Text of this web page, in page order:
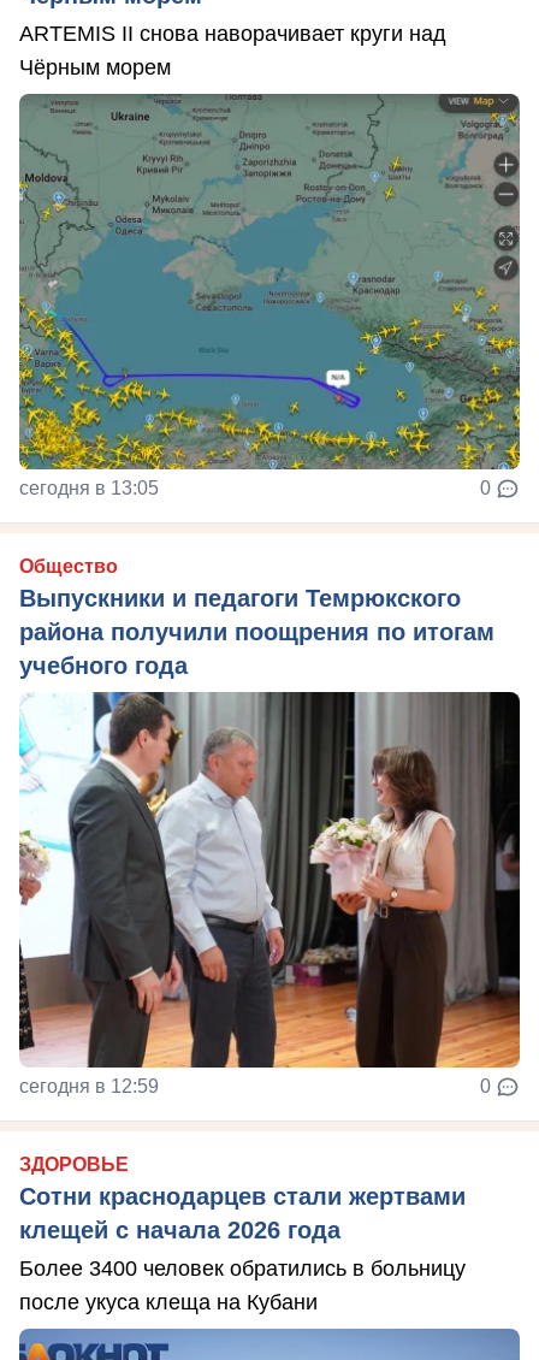
ARTEMIS II снова наворачивает круги над
Чёрным морем
сегодня в 13:05 0
Общество
Выпускники и педагоги Темрюкского
района получили поощрения по итогам
учебного года
сегодня в 12:59 0
ЗДОРОВЬЕ
Сотни краснодарцев стали жертвами
клещей с начала 2026 года
Более 3400 человек обратились в больницу
после укуса клеща на Кубани